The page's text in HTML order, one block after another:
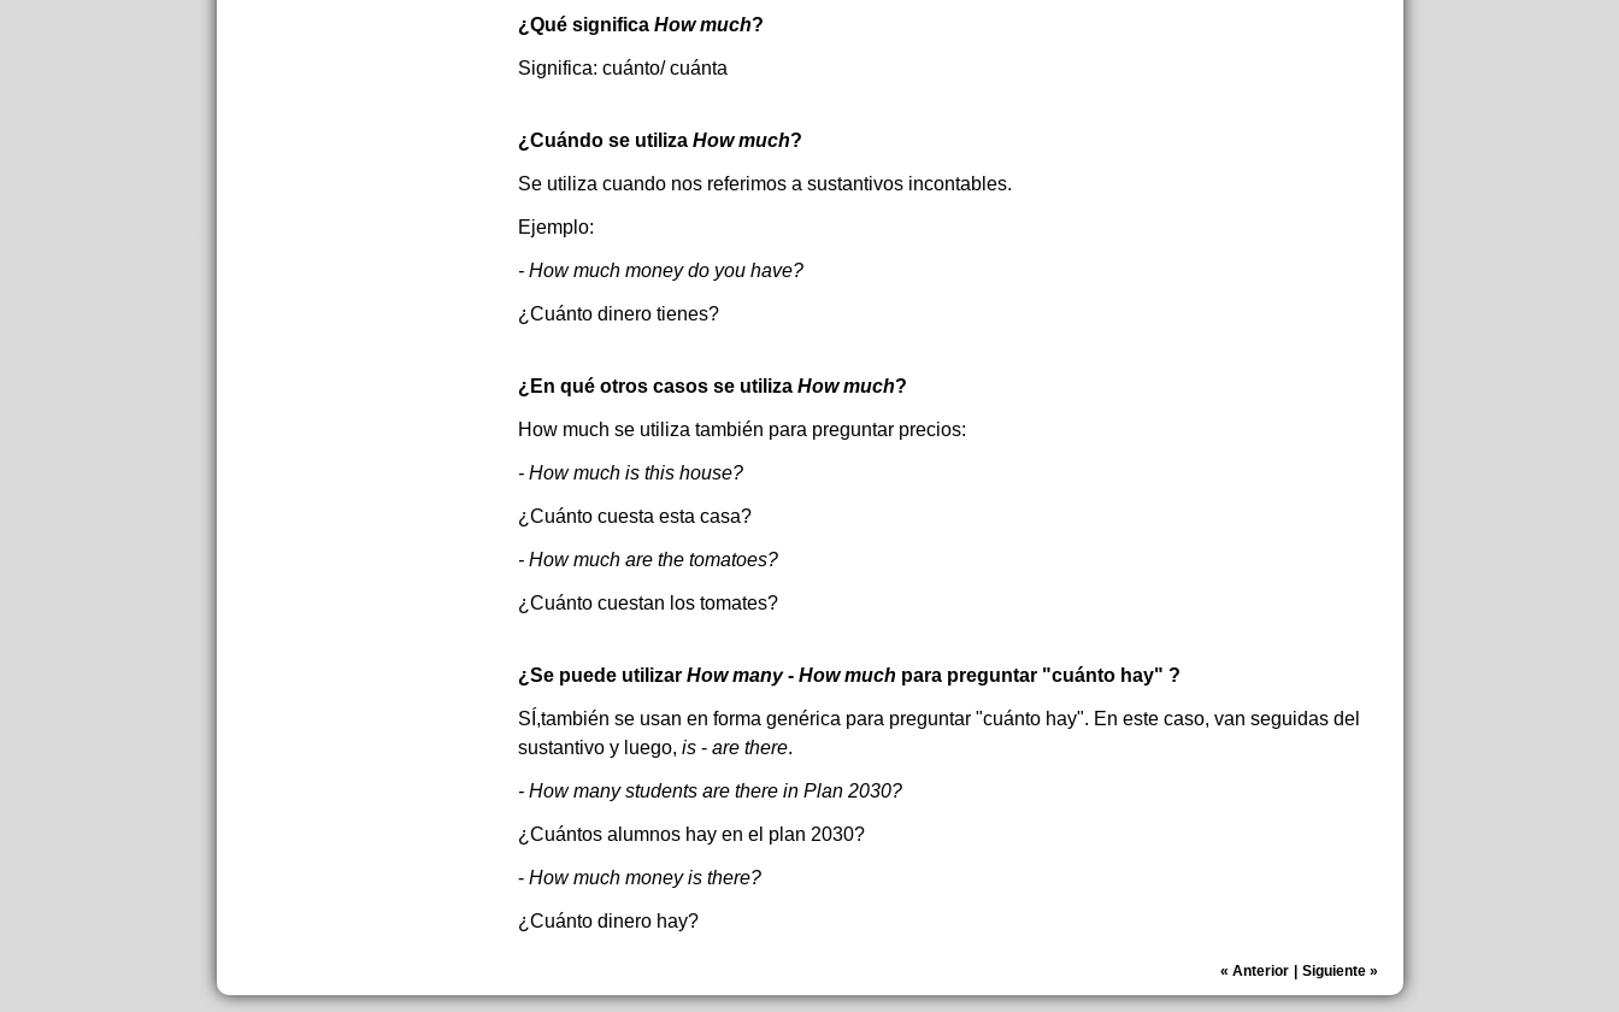
¿Qué significa How much?
Significa: cuánto/ cuánta
¿Cuándo se utiliza How much?
Se utiliza cuando nos referimos a sustantivos incontables.
Ejemplo:
- How much money do you have?
¿Cuánto dinero tienes?
¿En qué otros casos se utiliza How much?
How much se utiliza también para preguntar precios:
- How much is this house?
¿Cuánto cuesta esta casa?
- How much are the tomatoes?
¿Cuánto cuestan los tomates?
¿Se puede utilizar How many- How much para preguntar "cuánto hay" ?
SÍ,también se usan en forma genérica para preguntar "cuánto hay". En este caso, van seguidas del
sustantivo y luego, is- are there.
- How many students are there in Plan 2030?
¿Cuántos alumnos hay en el plan 2030?
- How much money is there?
¿Cuánto dinero hay?
« Anterior Siguiente»